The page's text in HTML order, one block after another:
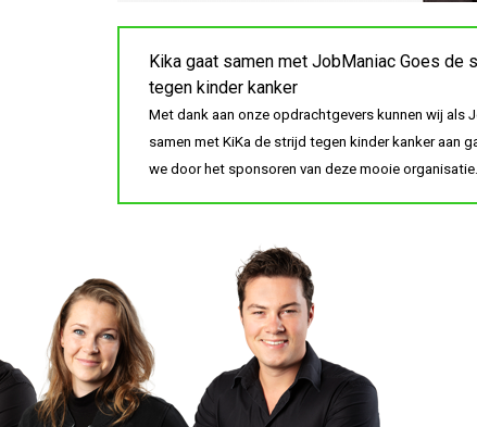
Kika gaat samen met JobManiac Goes de
tegen kinder kanker
Met dank aan onze opdrachtgevers kunnen wij als
samen met KiKa de strijd tegen kinder kanker aan
we door het sponsoren van deze mooie organisatie.